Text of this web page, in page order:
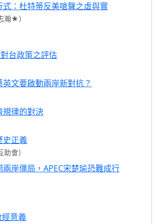
式：杜特蒂反美嗆聲之虛與實
瀚★）
台政策之評估
文要啟動兩岸新對抗？
規律的對決
史正義
助會）
岸僵局，APEC宋楚瑜恐難成行
意義